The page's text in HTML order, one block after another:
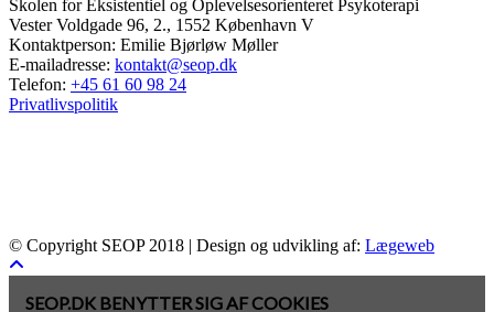
Skolen for Eksistentiel og Oplevelsesorienteret Psykoterapi
Vester Voldgade 96, 2., 1552 København V
Kontaktperson: Emilie Bjørløw Møller
E-mailadresse: kontakt@seop.dk
Telefon: +45 61 60 98 24
Privatlivspolitik
© Copyright SEOP 2018 | Design og udvikling af: Lægeweb
SEOP.DK BENYTTER SIG AF COOKIES